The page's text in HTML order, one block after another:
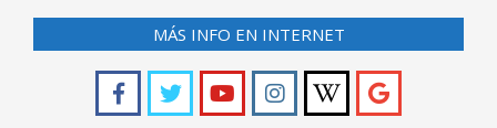
MÁS INFO EN INTERNET